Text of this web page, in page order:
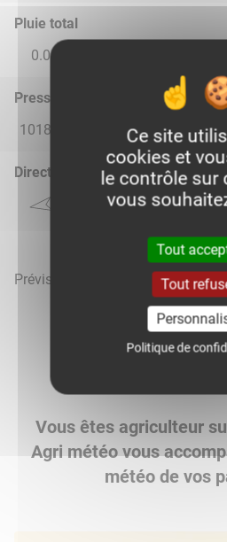
Pluie total
0.0
Pression atmosphérique (hPa)
1018.0
1015.0 1016.0
Direction du vent
Prévisions météo mises à jour le
Vous êtes agriculteur
Agri météo vous
météo de vos
Ce site
cookies et
le contrôle sur
vous
Tout
Tout
Politique de